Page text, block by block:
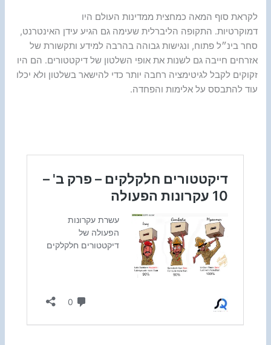
לקראת סוף המאה כמחצית ממדינות העולם היו
דמוקרטיות. התקופה הליברלית שעימה גם הגיע עידן האינטרנט,
סחר בינ״ל פתוח, ונגישות גבוהה בהרבה למידע ותקשורת של
אזרחים חייבה גם לשנות את אופי השלטון של דיקטטורים. הם היו
זקוקים לקבל לגיטימציה רחבה יותר כדי להישאר בשלטון ולא יכלו
עוד להתבסס על אלימות והפחדה.